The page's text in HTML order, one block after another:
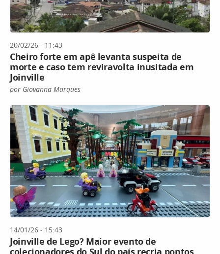
20/02/26 - 11:43
Cheiro forte em apê levanta suspeita de
morte e caso tem reviravolta inusitada em
Joinville
por Giovanna Marques
14/01/26 - 15:43
Joinville de Lego? Maior evento de